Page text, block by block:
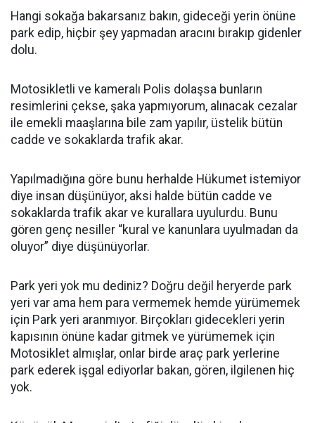
Hangi sokağa bakarsanız bakın, gideceği yerin önüne
park edip, hiçbir şey yapmadan aracını bırakıp gidenler
dolu.
Motosikletli ve kameralı Polis dolaşsa bunların
resimlerini çekse, şaka yapmıyorum, alınacak cezalar
ile emekli maaşlarına bile zam yapılır, üstelik bütün
cadde ve sokaklarda trafik akar.
Yapılmadığına göre bunu herhalde Hükumet istemiyor
diye insan düşünüyor, aksi halde bütün cadde ve
sokaklarda trafik akar ve kurallara uyulurdu. Bunu
gören genç nesiller “kural ve kanunlara uyulmadan da
oluyor” diye düşünüyorlar.
Park yeri yok mu dediniz? Doğru değil heryerde park
yeri var ama hem para vermemek hemde yürümemek
için Park yeri aranmıyor. Birçokları gidecekleri yerin
kapısının önüne kadar gitmek ve yürümemek için
Motosiklet almışlar, onlar birde araç park yerlerine
park ederek işgal ediyorlar bakan, gören, ilgilenen hiç
yok.